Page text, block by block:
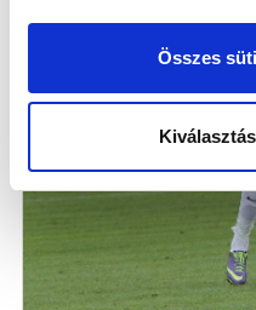
Összes